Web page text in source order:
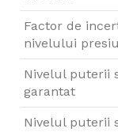
Factor de
nivelului
Nivelul puterii
garantat
Nivelul puterii